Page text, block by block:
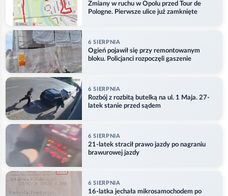
Zmiany w ruchu w Opolu przed Tour de
Pologne. Pierwsze ulice już zamknięte
6 SIERPNIA
Ogień pojawił się przy remontowanym
bloku. Policjanci rozpoczęli gaszenie
6 SIERPNIA
Rozbój z rozbitą butelką na ul. 1 Maja. 27-
latek stanie przed sądem
6 SIERPNIA
21-latek stracił prawo jazdy po nagraniu
brawurowej jazdy
6 SIERPNIA
16-latka jechała mikrosamochodem po